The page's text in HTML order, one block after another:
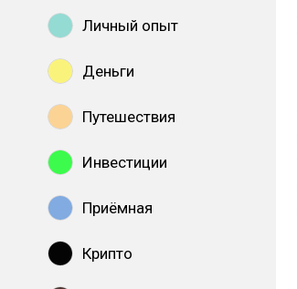
Личный опыт
Деньги
Путешествия
Инвестиции
Приёмная
Крипто